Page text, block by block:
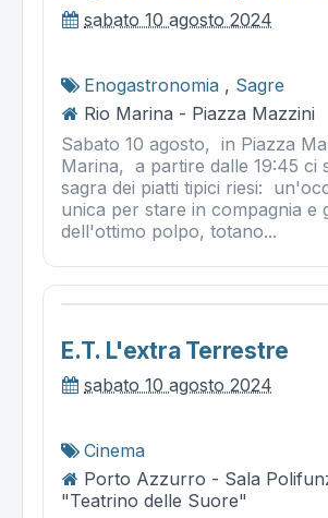
sabato 10 agosto 2024
Enogastronomia , Sagre
Rio Marina - Piazza Mazzini
Sabato 10 agosto, in Piazza
Marina, a partire dalle 19:45 ci
sagra dei piatti tipici riesi:
unica per stare in compagnia e
dell'ottimo polpo, totano...
E.t. L'extra Terrestre
sabato 10 agosto 2024
Cinema
Porto Azzurro - Sala
"Teatrino delle Suore"